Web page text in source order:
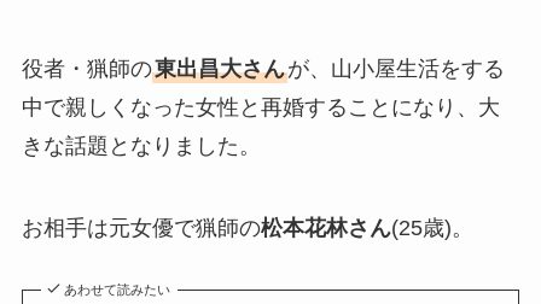
役者・猟師の東出昌大さんが、山小屋生活をする
中で親しくなった女性と再婚することになり、大
きな話題となりました。
お相手は元女優で猟師の松本花林さん(25歳)。
あわせて読みたい